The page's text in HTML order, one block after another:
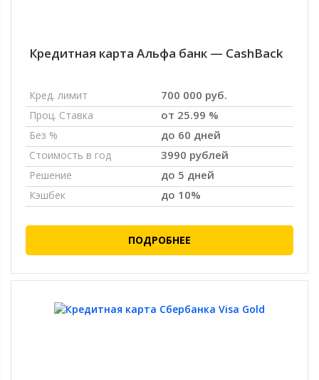
Кредитная карта Альфа банк — CashBack
Кред. лимит 700 000 руб.
Проц. Ставка от 25.99 %
Без % до 60 дней
Стоимость в год 3990 рублей
Решение до 5 дней
Кэшбек до 10%
ПОДРОБНЕЕ